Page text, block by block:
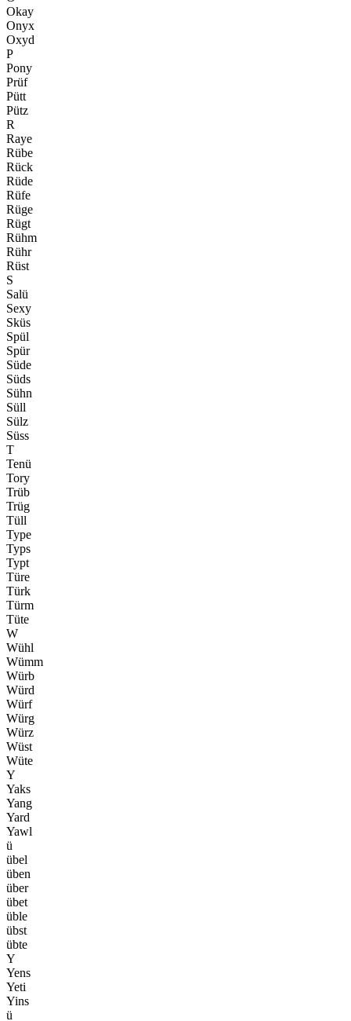
Okay
Onyx
Oxyd
P
Pony
Prüf
Pütt
Pütz
R
Raye
Rübe
Rück
Rüde
Rüfe
Rüge
Rügt
Rühm
Rühr
Rüst
S
Salü
Sexy
Sküs
Spül
Spür
Süde
Süds
Sühn
Süll
Sülz
Süss
T
Tenü
Tory
Trüb
Trüg
Tüll
Type
Typs
Typt
Türe
Türk
Türm
Tüte
W
Wühl
Wümm
Würb
Würd
Würf
Würg
Würz
Wüst
Wüte
Y
Yaks
Yang
Yard
Yawl
ü
übel
üben
über
übet
üble
übst
übte
Y
Yens
Yeti
Yins
ü